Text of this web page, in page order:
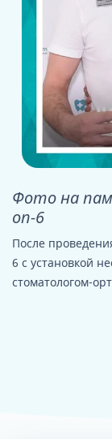
Фото на
on-6
После
6 с установкой
стоматологом-